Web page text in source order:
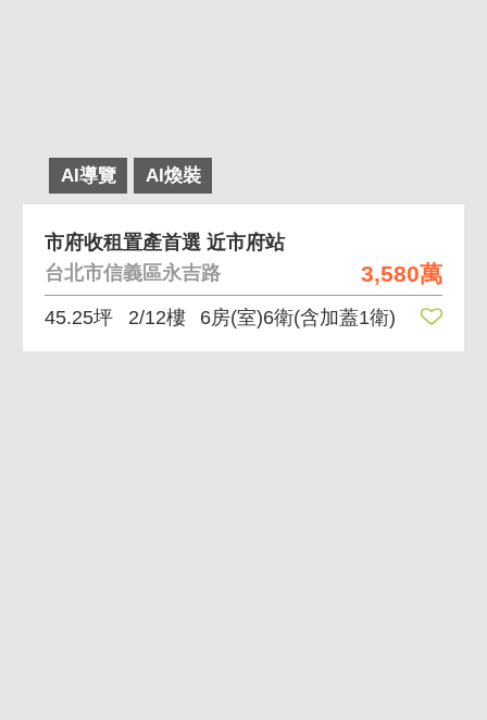
AI導覽 AI煥裝
3,580萬
市府收租置產首選 近市府站
台北市信義區永吉路
45.25坪 2/12樓 6房(室)6衛(含加蓋1衛)